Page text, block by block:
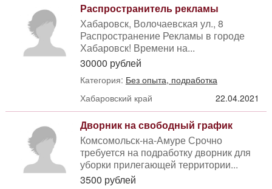
Распространитель рекламы
Хабаровск, Волочаевская ул., 8
Распространение Рекламы в городе
Хабаровск! Времени на...
30000 рублей
Категория: Без опыта, подработка
Хабаровский край
22.04.2021
Дворник на свободный график
Комсомольск-на-Амуре Срочно
требуется на подработку дворник для
уборки прилегающей территории...
3500 рублей